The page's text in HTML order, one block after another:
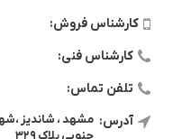
کارشناس فروش:
کارشناس فنی:
تلفن تماس:
آدرس: مشهد ، شاندیز
جنوبی پلاک ۳۲۹